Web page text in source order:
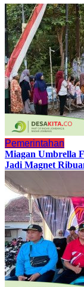
Pemerintahan
Miagan Umbrella
Jadi Magnet